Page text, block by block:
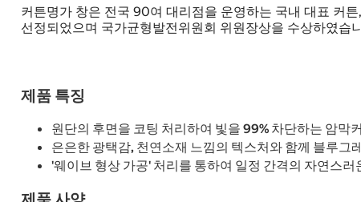
커튼명가 창은 전국 90여 대리점을 운영하는 국내 대표 커
선정되었으며 국가균형발전위원회 위원장상을 수상하였습
제품 특징
원단의 후면을 코팅 처리하여 빛을 99% 차단하는 암막
은은한 광택감, 천연소재 느낌의 텍스처와 함께 블루그
'웨이브 형상 가공' 처리를 통하여 일정 간격의 자연스